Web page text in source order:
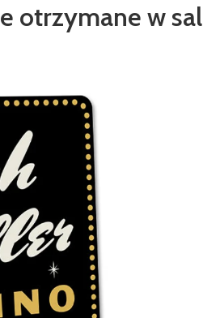
otrzymane w